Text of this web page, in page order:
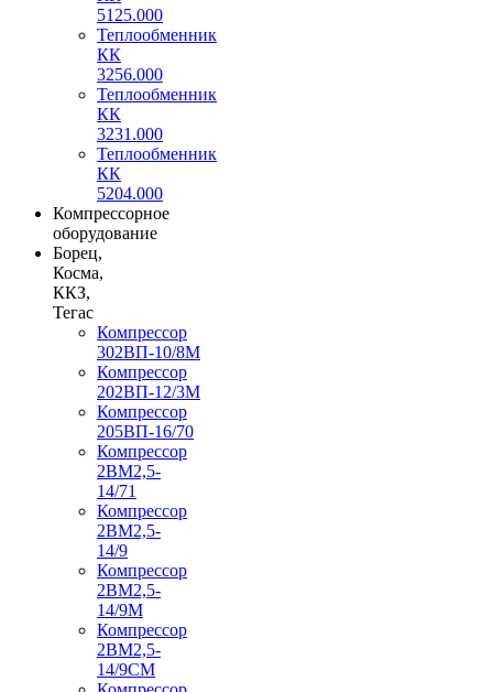
5125.000
Теплообменник
КК
3256.000
Теплообменник
КК
3231.000
Теплообменник
КК
5204.000
Компрессорное
оборудование
Борец,
Косма,
ККЗ,
Тегас
Компрессор
302ВП-10/8М
Компрессор
202ВП-12/3М
Компрессор
205ВП-16/70
Компрессор
2ВМ2,5-
14/71
Компрессор
2ВМ2,5-
14/9
Компрессор
2ВМ2,5-
14/9М
Компрессор
2ВМ2,5-
14/9СМ